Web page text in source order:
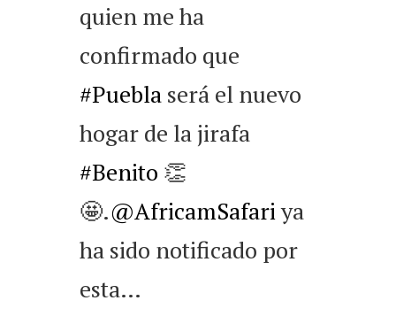
quien me ha
confirmado que
#Puebla será el nuevo
hogar de la jirafa
#Benito 👏
🤩.@AfricamSafariya
ha sido notificado por
esta…